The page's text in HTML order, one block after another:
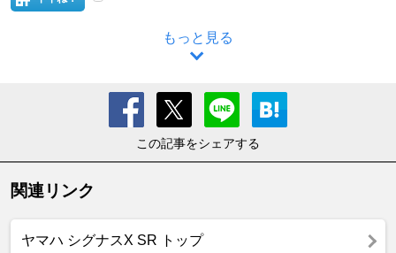
もっと見る
この記事をシェアする
関連リンク
ヤマハ シグナスX SR トップ